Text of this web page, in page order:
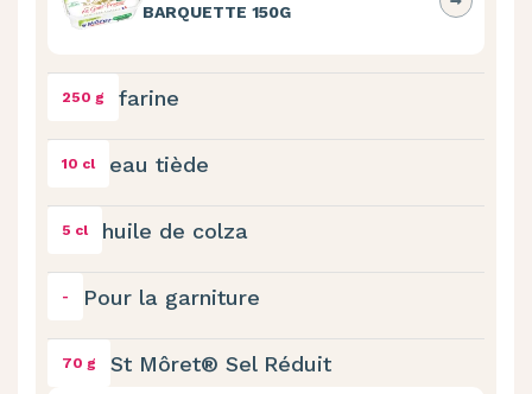
BARQUETTE 150G
250 g farine
10 cl eau tiède
5 cl huile de colza
- Pour la garniture
70 g St Môret® Sel Réduit